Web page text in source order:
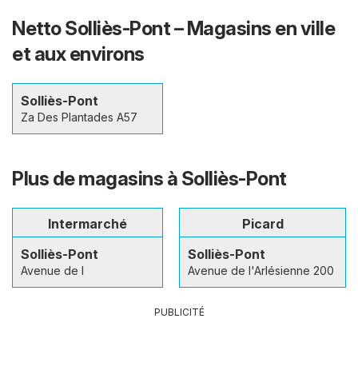
Netto Solliès-Pont – Magasins en ville
et aux environs
Solliès-Pont
Za Des Plantades A57
Plus de magasins à Solliès-Pont
Intermarché
Solliès-Pont
Avenue de l
Picard
Solliès-Pont
Avenue de l'Arlésienne 200
PUBLICITÉ